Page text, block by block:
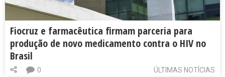
Fiocruz e farmacêutica firmam parceria para
produção de novo medicamento contra o HIV no
Brasil
ÚLTIMAS NOTÍCIAS
0